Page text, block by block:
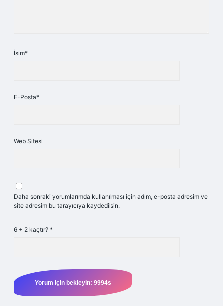
İsim*
E-Posta*
Web Sitesi
Daha sonraki yorumlarımda kullanılması için adım, e-posta adresim ve
site adresim bu tarayıcıya kaydedilsin.
6 + 2 kaçtır? *